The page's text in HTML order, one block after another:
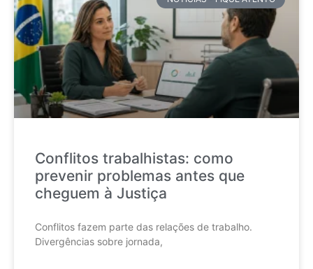
Conflitos trabalhistas: como
prevenir problemas antes que
cheguem à Justiça
Conflitos fazem parte das relações de trabalho.
Divergências sobre jornada,